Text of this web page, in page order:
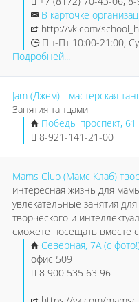
В карточке
http://vk.com/
Пн-Пт 10:00-21:00,
Подробней...
Jam (Джем) - мастерская
Занятия танцами
Победы проспект, 61
8-921-141-21-00
Mams Club (Мамс Клаб)
интересная жизнь для
увлекательные занятия
творческого и
сможете посещать вместе
Северная, 7А (с
офис 509
8 900 535 63 96